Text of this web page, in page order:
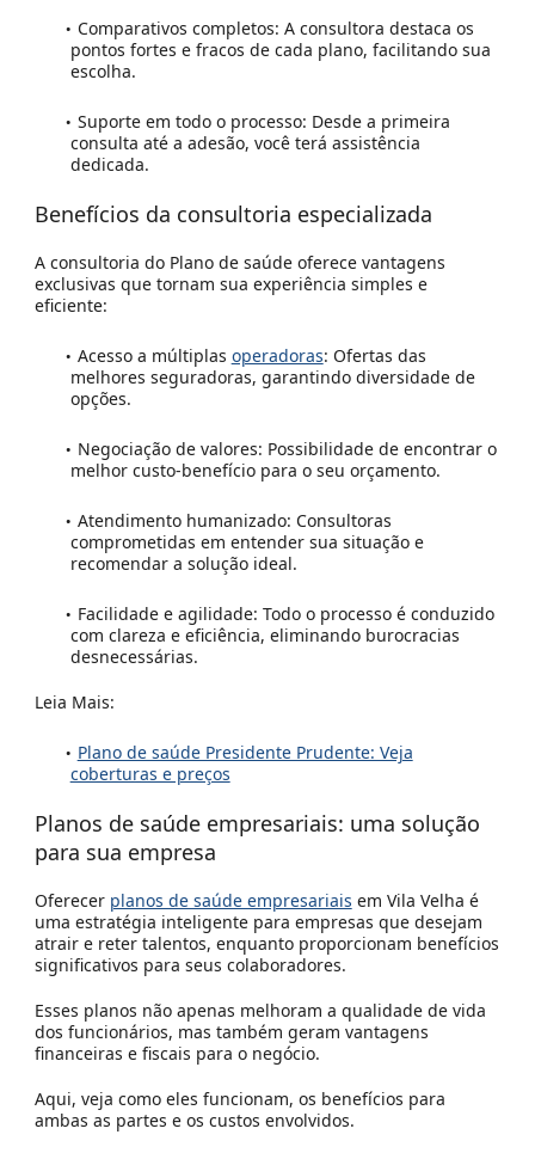
Comparativos completos: A consultora destaca os
pontos fortes e fracos de cada plano, facilitando sua
escolha.
Suporte em todo o processo: Desde a primeira
consulta até a adesão, você terá assistência
dedicada.
Benefícios da consultoria especializada
A consultoria do Plano de saúdeoferece vantagens
exclusivas que tornam sua experiência simples e
eficiente:
Acesso a múltiplas operadoras: Ofertas das
melhores seguradoras, garantindo diversidade de
opções.
Negociação de valores: Possibilidade de encontrar o
melhor custo-benefício para o seu orçamento.
Atendimento humanizado: Consultoras
comprometidas em entender sua situação e
recomendar a solução ideal.
Facilidade e agilidade: Todo o processo é conduzido
com clareza e eficiência, eliminando burocracias
desnecessárias.
Leia Mais:
Plano de saúde Presidente Prudente: Veja
coberturas e preços
Planos de saúde empresariais: uma solução
para sua empresa
Oferecer planos de saúde empresariais em Vila Velha é
uma estratégia inteligente para empresas que desejam
atrair e reter talentos, enquanto proporcionam benefícios
significativos para seus colaboradores.
Esses planos não apenas melhoram a qualidade de vida
dos funcionários, mas também geram vantagens
financeiras e fiscais para o negócio.
Aqui, veja como eles funcionam, os benefícios para
ambas as partes e os custos envolvidos.